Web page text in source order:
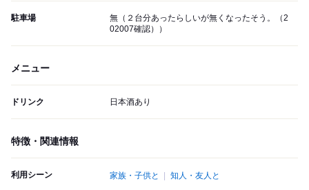
駐車場
無（２台分あったらしいが無くなったそう。（2
02007確認））
メニュー
ドリンク 日本酒あり
特徴・関連情報
利用シーン 家族・子供と 知人・友人と